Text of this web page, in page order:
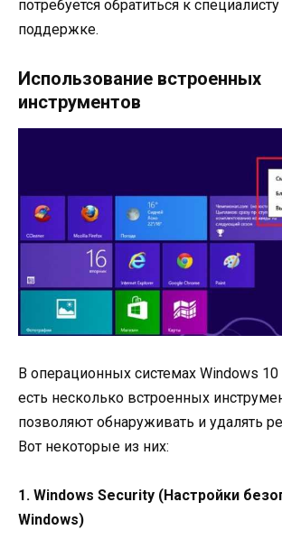
потребуется обратиться к
поддержке.
Использование встроенных
инструментов
В операционных системах Windows 10
есть несколько встроенных
позволяют обнаруживать и удалять
Вот некоторые из них:
1. Windows Security (Настройки
Windows)